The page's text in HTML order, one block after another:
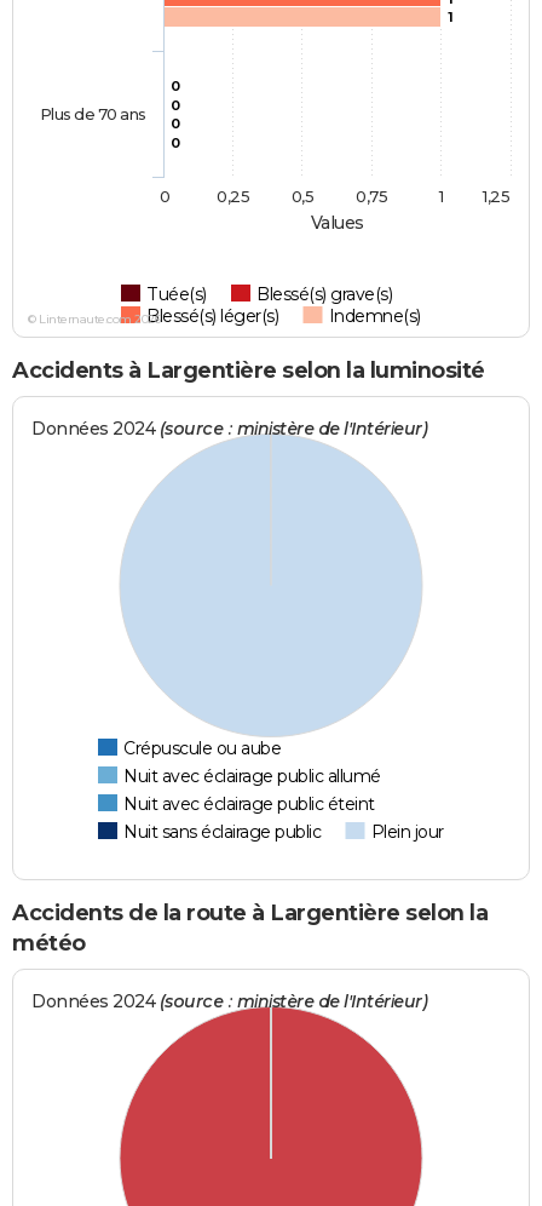
Values
0
0
0
1
0
Tuée(s)
Blessé(s) grave(s)
Blessé(s) léger(s)
Indemne(s)
Plus de 70 ans
0 1
0,25 0,5 0,75 1,25
© Linternaute.com 2026
Accidents à Largentière selon la luminosité
Données 2024 (source : ministère de l'Intérieur)
Crépuscule ou aube
Nuit avec éclairage public allumé
Nuit avec éclairage public éteint
Nuit sans éclairage public
Plein jour
Accidents de la route à Largentière selon la
météo
Données 2024 (source : ministère de l'Intérieur)